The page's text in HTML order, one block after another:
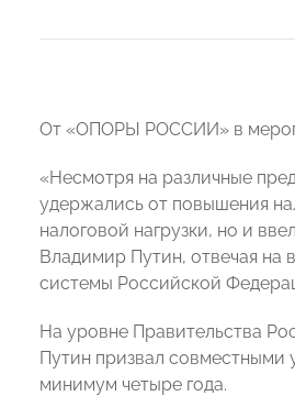
От «ОПОРЫ РОССИИ» в
«Несмотря на различные
удержались от повышения
налоговой нагрузки, но и
Владимир Путин, отвечая на
системы Российской
На уровне Правительства
Путин призвал совместными
минимум четыре года.